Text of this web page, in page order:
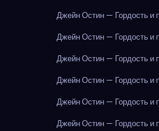
Джейн Остин — Гордость и
Джейн Остин — Гордость и
Джейн Остин — Гордость и
Джейн Остин — Гордость и
Джейн Остин — Гордость и
Джейн Остин — Гордость и